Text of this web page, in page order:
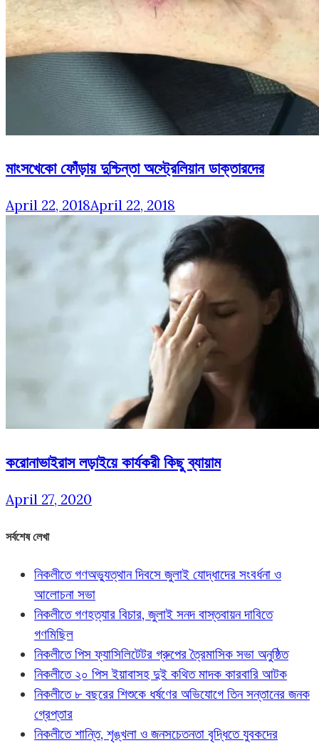
মাংসখেকো ফোঁড়ায় দুশ্চিন্তা অস্ট্রেলিয়ান ডাক্তারদের
April 22, 2018April 22, 2018
করোনাভাইরাস লড়াইয়ে কার্যকরী কিছু ব্যায়াম
April 27, 2020
সর্বশেষ লেখা
নিকলীতে গণঅভ্যুত্থান দিবসে জুলাই যোদ্ধাদের সংবর্ধনা ও
আলোচনা সভা
নিকলীতে গণহত্যার বিচার, জুলাই সনদ বাস্তবায়ন দাবিতে
গণমিছিল
নিকলীতে পিস ফ্যাসিলিটেটর গ্রুপের ত্রৈমাসিক সভা অনুষ্ঠিত
নিকলীতে ২০ পিস ইয়াবাসহ দুই কথিত মাদক কারবারি আটক
নিকলীতে ৮ বছরের শিশুকে ধর্ষণের অভিযোগে তিন সন্তানের জনক
গ্রেপ্তার
নিকলীতে শান্তি, শৃঙ্খলা ও জনসচেতনতা বৃদ্ধিতে যুবকদের